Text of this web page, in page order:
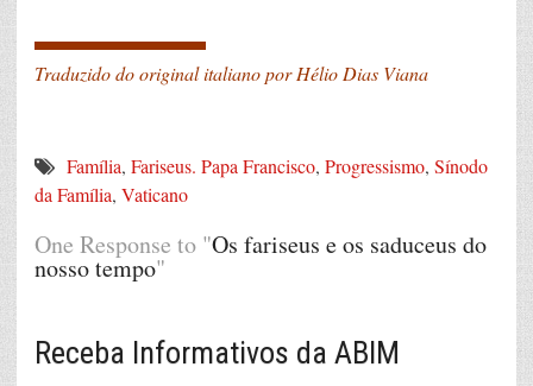
Traduzido do original italiano por Hélio Dias Viana
Família, Fariseus. Papa Francisco, Progressismo, Sínodo
da Família, Vaticano
One Response to "Os fariseus e os saduceus do
nosso tempo"
Receba Informativos da ABIM